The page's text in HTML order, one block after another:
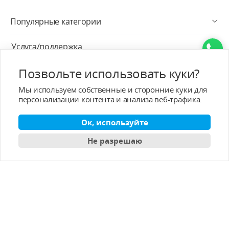
Популярные категории
Услуга/поддержка
Услуга после продажи
О - T-MOTOR
Контактная информация
Позвольте использовать куки?
Мы используем собственные и сторонние куки для
персонализации контента и анализа веб-трафика.
Ок, используйте
Не разрешаю